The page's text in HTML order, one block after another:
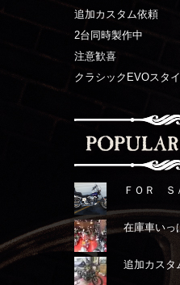
追加カスタム依頼
2台同時製作中
注意歓喜
クラシックEVOスタ
ＦＯＲ Ｓ
在庫車いっ
追加カスタ